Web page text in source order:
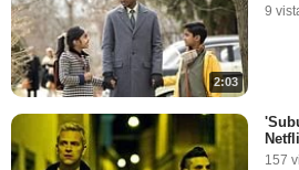
2:03
9
157